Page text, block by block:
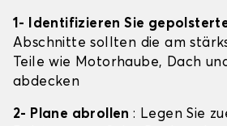
1- Identifizieren Sie
Abschnitte sollten die am
Teile wie Motorhaube, Dach
abdecken
2- Plane abrollen: Legen Sie